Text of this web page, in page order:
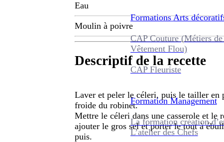
Formations Arts
CAP Couture (Métiers
Vêtement Flou)
CAP Fleuriste
Formation Management
La formation création
L’atelier des Chefs
Eau
Moulin à poivre
Descriptif de la recette
Laver et peler le céleri, puis le tailler en
froide du robinet.
Mettre le céleri dans une casserole et
ajouter le gros sel et porter le tout à
puis.